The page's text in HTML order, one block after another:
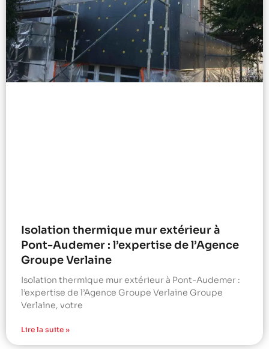
Isolation thermique mur extérieur à
Pont-Audemer : l’expertise de l’Agence
Groupe Verlaine
Isolation thermique mur extérieur à Pont-Audemer :
l’expertise de l’Agence Groupe Verlaine Groupe
Verlaine, votre
Lire la suite »